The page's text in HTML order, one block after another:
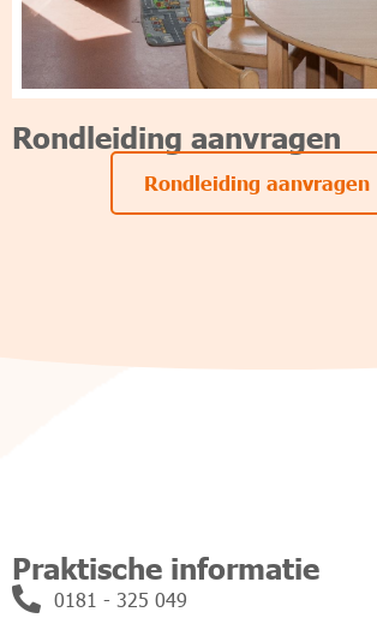
Rondleiding aanvragen
Rondleiding aanvragen
Praktische informatie
0181 - 325 049